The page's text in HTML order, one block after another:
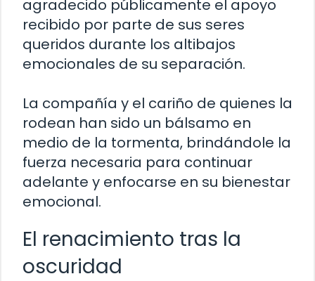
agradecido públicamente el apoyo
recibido por parte de sus seres
queridos durante los altibajos
emocionales de su separación.
La compañía y el cariño de quienes la
rodean han sido un bálsamo en
medio de la tormenta, brindándole la
fuerza necesaria para continuar
adelante y enfocarse en su bienestar
emocional.
El renacimiento tras la
oscuridad